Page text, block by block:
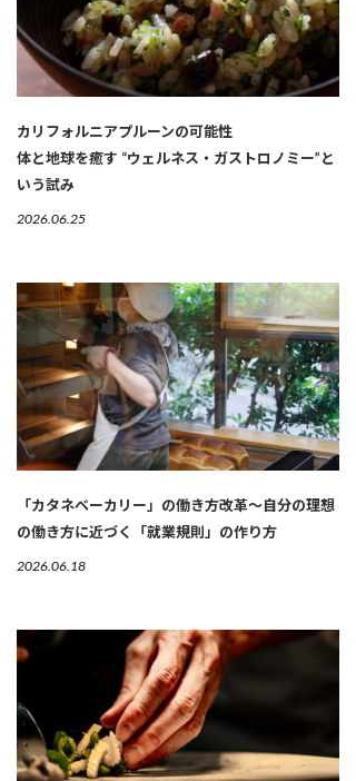
カリフォルニアプルーンの可能性
体と地球を癒す “ウェルネス・ガストロノミー”と
いう試み
2026.06.25
「カタネベーカリー」の働き方改革～自分の理想
の働き方に近づく「就業規則」の作り方
2026.06.18